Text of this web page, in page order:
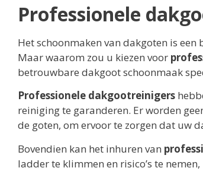
Professionele
Het schoonmaken van dakgoten is
Maar waarom zou u kiezen voor
betrouwbare dakgoot schoonmaak
Professionele dakgootreinigers
reiniging te garanderen. Er worden
de goten, om ervoor te zorgen dat uw
Bovendien kan het inhuren van
ladder te klimmen en risico’s te